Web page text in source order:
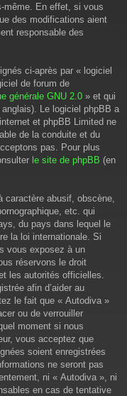
même. En effet, si vous
des modifications aient
responsable des
ci-après par « logiciel
de forum de
générale GNU 2.0 » et qui
anglais). Le logiciel phpBB a
et phpBB Limited ne
de la conduite et du
pas. Pour plus
le site de phpBB (en
caractère abusif, obscène,
etc. qui
du pays dans lequel le
la loi internationale. Si
vous exposez à un
réservons le droit
les autorités officielles.
afin d’aider au
le fait que « Autodiva »
ou de verrouiller
moment si nous
vous acceptez que
soient enregistrées
ne seront pas
ni « Autodiva », ni
en cas de tentative